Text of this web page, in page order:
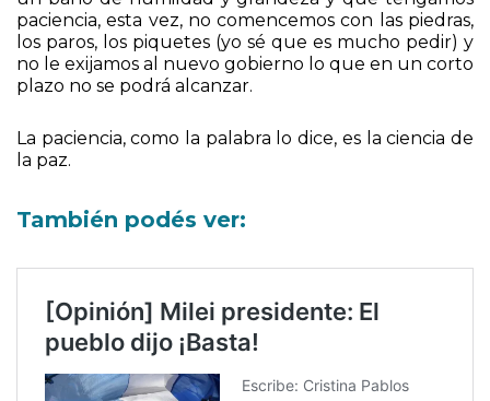
Espero que ahora TODOS los argentinos nos demos
un baño de humildad y grandeza y que tengamos
paciencia, esta vez, no comencemos con las piedras,
los paros, los piquetes (yo sé que es mucho pedir) y
no le exijamos al nuevo gobierno lo que en un corto
La paciencia, como la palabra lo dice, es la ciencia de